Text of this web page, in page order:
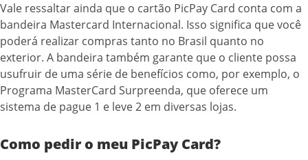
Vale ressaltar ainda que o cartão PicPay Card conta com a
bandeira Mastercard Internacional. Isso significa que você
poderá realizar compras tanto no Brasil quanto no
exterior. A bandeira também garante que o cliente possa
usufruir de uma série de benefícios como, por exemplo, o
Programa MasterCard Surpreenda, que oferece um
sistema de pague 1 e leve 2 em diversas lojas.
Como pedir o meu PicPay Card?